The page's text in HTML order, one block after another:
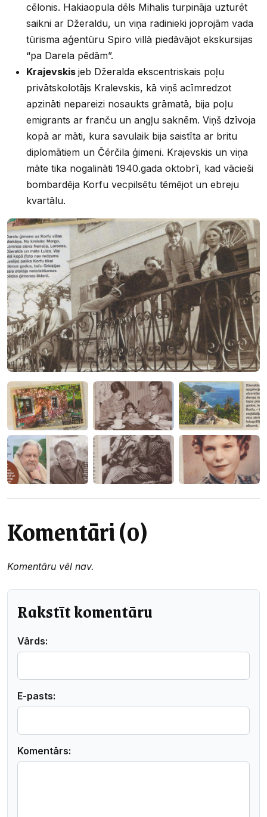
cēlonis. Hakiaopula dēls Mihalis turpināja uzturēt
saikni ar Džeraldu, un viņa radinieki joprojām vada
tūrisma aģentūru Spiro villā piedāvājot ekskursijas
“pa Darela pēdām”.
Krajevskis jeb Džeralda ekscentriskais poļu
privātskolotājs Kralevskis, kā viņš acīmredzot
apzināti nepareizi nosaukts grāmatā, bija poļu
emigrants ar franču un angļu saknēm. Viņš dzīvoja
kopā ar māti, kura savulaik bija saistīta ar britu
diplomātiem un Čērčila ģimeni. Krajevskis un viņa
māte tika nogalināti 1940.gada oktobrī, kad vācieši
bombardēja Korfu vecpilsētu tēmējot un ebreju
kvartālu.
Komentāri (0)
Komentāru vēl nav.
Rakstīt komentāru
Vārds:
E-pasts:
Komentārs: